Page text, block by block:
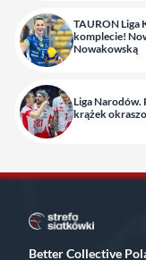
TAURON Liga
komplecie!
Nowakowską
Liga Narodów.
krążek
Better Collective